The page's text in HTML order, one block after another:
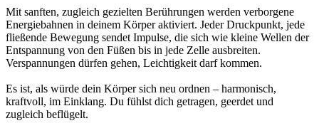
Mit sanften, zugleich gezielten Berührungen werden verborgene
Energiebahnen in deinem Körper aktiviert. Jeder Druckpunkt, jede
fließende Bewegung sendet Impulse, die sich wie kleine Wellen der
Entspannung von den Füßen bis in jede Zelle ausbreiten.
Verspannungen dürfen gehen, Leichtigkeit darf kommen.
Es ist, als würde dein Körper sich neu ordnen – harmonisch,
kraftvoll, im Einklang. Du fühlst dich getragen, geerdet und
zugleich beflügelt.